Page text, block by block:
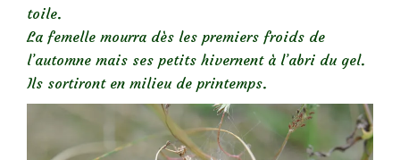
toile.
La femelle mourra dès les premiers froids de
l’automne mais ses petits hivernent à l’abri du gel.
Ils sortiront en milieu de printemps.